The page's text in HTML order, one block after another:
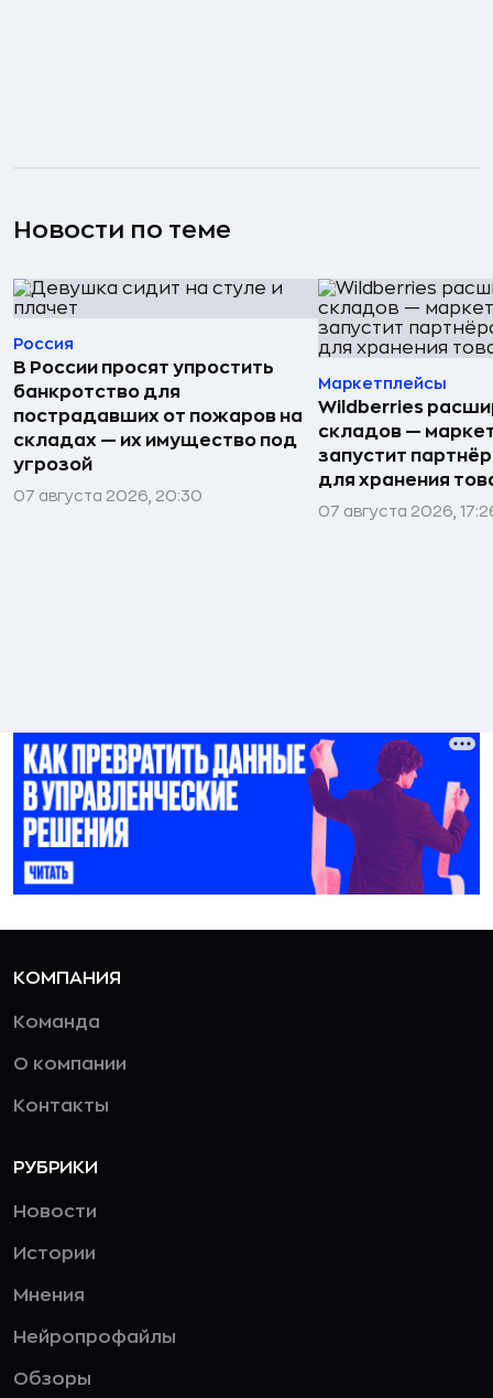
Новости по теме
Россия
В России просят упростить
банкротство для
пострадавших от пожаров на
складах — их имущество под
угрозой
07 августа 2026, 20:30
Маркетплейсы
Wildberries
складов —
запустит
для хранения
07 августа 2026,
КОМПАНИЯ
Команда
О компании
Контакты
РУБРИКИ
Новости
Истории
Мнения
Нейропрофайлы
Обзоры